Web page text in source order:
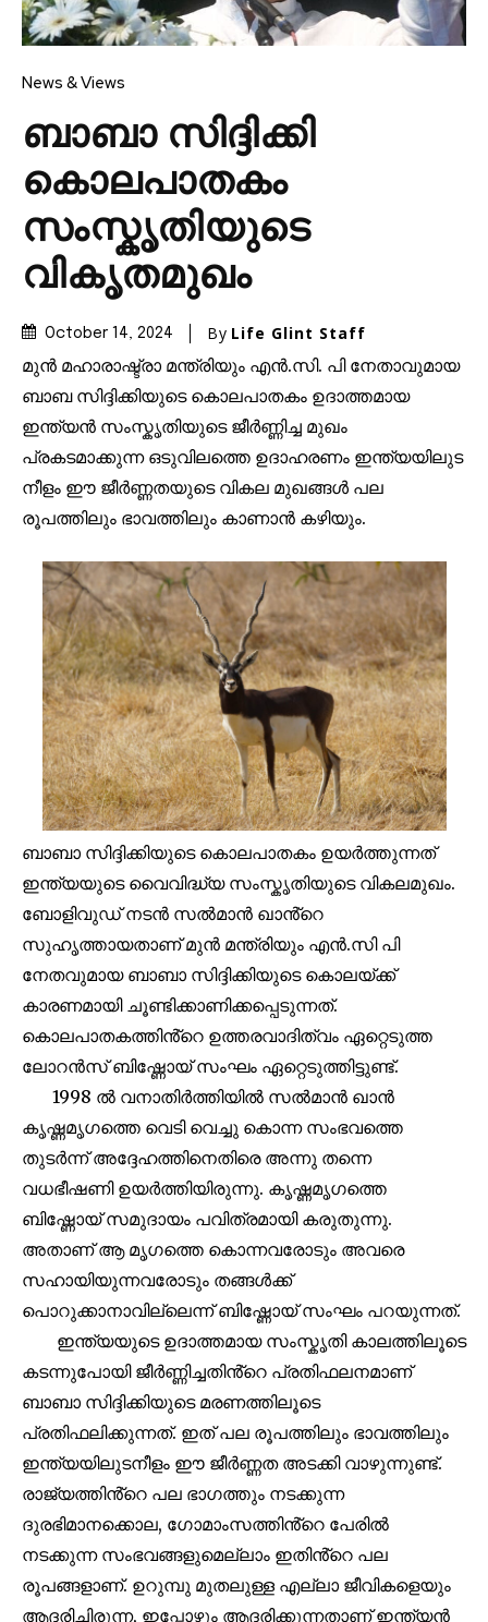
Join our community of
SUBSCRIBERS and be part of the
conversation.
To subscribe, simply enter your email address on our website
or click the subscribe button below. Don't worry, we respect
your privacy and won't spam your inbox. Your information is
safe with us.
32,111
Followers Followers Followers
News & Views
ബാബാ സിദ്ദിക്കി
കൊലപാതകം
സംസ്കൃതിയുടെ
വികൃതമുഖം
October 14, 2024 By Life Glint Staff
മുൻ മഹാരാഷ്ട്രാ മന്ത്രിയും എൻ.സി. പി നേതാവുമായ
ബാബ സിദ്ദിക്കിയുടെ കൊലപാതകം ഉദാത്തമായ
ഇന്ത്യൻ സംസ്കൃതിയുടെ ജീർണ്ണിച്ച മുഖം
പ്രകടമാക്കുന്ന ഒടുവിലത്തെ ഉദാഹരണം ഇന്ത്യയിലുട
നീളം ഈ ജീർണ്ണതയുടെ വികല മുഖങ്ങൾ പല
രൂപത്തിലും ഭാവത്തിലും കാണാൻ കഴിയും.
ബാബാ സിദ്ദിക്കിയുടെ കൊലപാതകം ഉയർത്തുന്നത്
ഇന്ത്യയുടെ വൈവിദ്ധ്യ സംസ്കൃതിയുടെ വികലമുഖം.
ബോളിവുഡ് നടൻ സൽമാൻ ഖാൻ്റെ
സുഹൃത്തായതാണ് മുൻ മന്ത്രിയും എൻ.സി പി
നേതവുമായ ബാബാ സിദ്ദിക്കിയുടെ കൊലയ്ക്ക്
കാരണമായി ചൂണ്ടിക്കാണിക്കപ്പെടുന്നത്.
കൊലപാതകത്തിൻ്റെ ഉത്തരവാദിത്വം ഏറ്റെടുത്ത
ലോറൻസ് ബിഷ്ണോയ് സംഘം ഏറ്റെടുത്തിട്ടുണ്ട്.
1998 ൽ വനാതിർത്തിയിൽ സൽമാൻ ഖാൻ
കൃഷ്ണമൃഗത്തെ വെടി വെച്ചു കൊന്ന സംഭവത്തെ
തുടർന്ന് അദ്ദേഹത്തിനെതിരെ അന്നു തന്നെ
വധഭീഷണി ഉയർത്തിയിരുന്നു. കൃഷ്ണമൃഗത്തെ
ബിഷ്ണോയ് സമുദായം പവിത്രമായി കരുതുന്നു.
അതാണ് ആ മൃഗത്തെ കൊന്നവരോടും അവരെ
സഹായിയുന്നവരോടും തങ്ങൾക്ക്
പൊറുക്കാനാവില്ലെന്ന് ബിഷ്ണോയ് സംഘം പറയുന്നത്.
ഇന്ത്യയുടെ ഉദാത്തമായ സംസ്കൃതി കാലത്തിലൂടെ
കടന്നുപോയി ജീർണ്ണിച്ചതിൻ്റെ പ്രതിഫലനമാണ്
ബാബാ സിദ്ദിക്കിയുടെ മരണത്തിലൂടെ
പ്രതിഫലിക്കുന്നത്. ഇത് പല രൂപത്തിലും ഭാവത്തിലും
ഇന്ത്യയിലുടനീളം ഈ ജീർണ്ണത അടക്കി വാഴുന്നുണ്ട്.
രാജ്യത്തിൻ്റെ പല ഭാഗത്തും നടക്കുന്ന
ദുരഭിമാനക്കൊല, ഗോമാംസത്തിൻ്റെ പേരിൽ
നടക്കുന്ന സംഭവങ്ങളുമെല്ലാം ഇതിൻ്റെ പല
രൂപങ്ങളാണ്. ഉറുമ്പു മുതലുള്ള എല്ലാ ജീവികളെയും
ആദരിച്ചിരുന്ന, ഇപ്പോഴും ആദരിക്കുന്നതാണ് ഇന്ത്യൻ